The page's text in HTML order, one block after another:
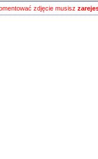
zdjęcie musisz